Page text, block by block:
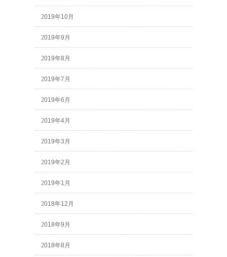
2019年10月
2019年9月
2019年8月
2019年7月
2019年6月
2019年4月
2019年3月
2019年2月
2019年1月
2018年12月
2018年9月
2018年8月